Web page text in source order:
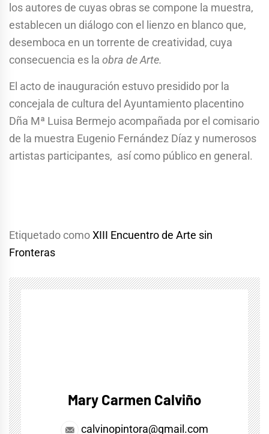
los autores de cuyas obras se compone la muestra,
establecen un diálogo con el lienzo en blanco que,
desemboca en un torrente de creatividad, cuya
consecuencia es la obra de Arte.
El acto de inauguración estuvo presidido por la
concejala de cultura del Ayuntamiento placentino
Dña Mª Luisa Bermejo acompañada por el comisario
de la muestra Eugenio Fernández Díaz y numerosos
artistas participantes, así como público en general.
Etiquetado comoXIII Encuentro de Arte sin
Fronteras
Mary Carmen Calviño
calvinopintora@gmail.com